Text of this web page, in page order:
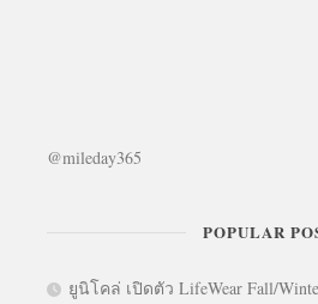
@mileday365
POPULAR
ยูนิโคล่ เปิดตัว LifeWear Fall/